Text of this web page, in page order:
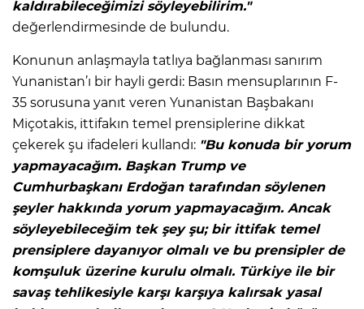
kaldırabileceğimizi söyleyebilirim."
değerlendirmesinde de bulundu.
Konunun anlaşmayla tatlıya bağlanması sanırım
Yunanistan’ı bir hayli gerdi: Basın mensuplarının F-
35 sorusuna yanıt veren Yunanistan Başbakanı
Miçotakis, ittifakın temel prensiplerine dikkat
çekerek şu ifadeleri kullandı: "Bu konuda bir yorum
yapmayacağım. Başkan Trump ve
Cumhurbaşkanı Erdoğan tarafından söylenen
şeyler hakkında yorum yapmayacağım. Ancak
söyleyebileceğim tek şey şu; bir ittifak temel
prensiplere dayanıyor olmalı ve bu prensipler de
komşuluk üzerine kurulu olmalı. Türkiye ile bir
savaş tehlikesiyle karşı karşıya kalırsak yasal